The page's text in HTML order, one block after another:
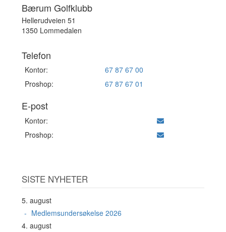
Bærum Golfklubb
Hellerudveien 51
1350 Lommedalen
Telefon
Kontor:
67 87 67 00
Proshop:
67 87 67 01
E-post
Kontor:
Proshop:
SISTE NYHETER
5. august
Medlemsundersøkelse 2026
4. august